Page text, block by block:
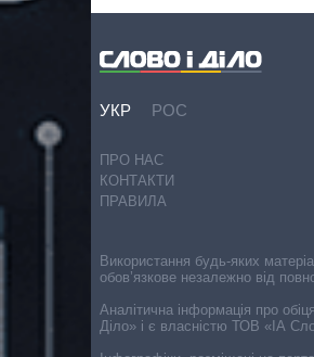
УКР РОС
ПРО НАС
КОНТАКТИ
ПРАВИЛА
Використання будь-яких
обов’язкове незалежно від
Аналітична інформація про
Діло» і є власністю ТОВ «ІА